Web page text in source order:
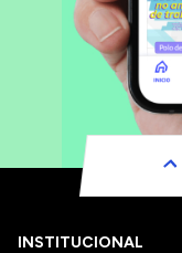
INSTITUCIONAL